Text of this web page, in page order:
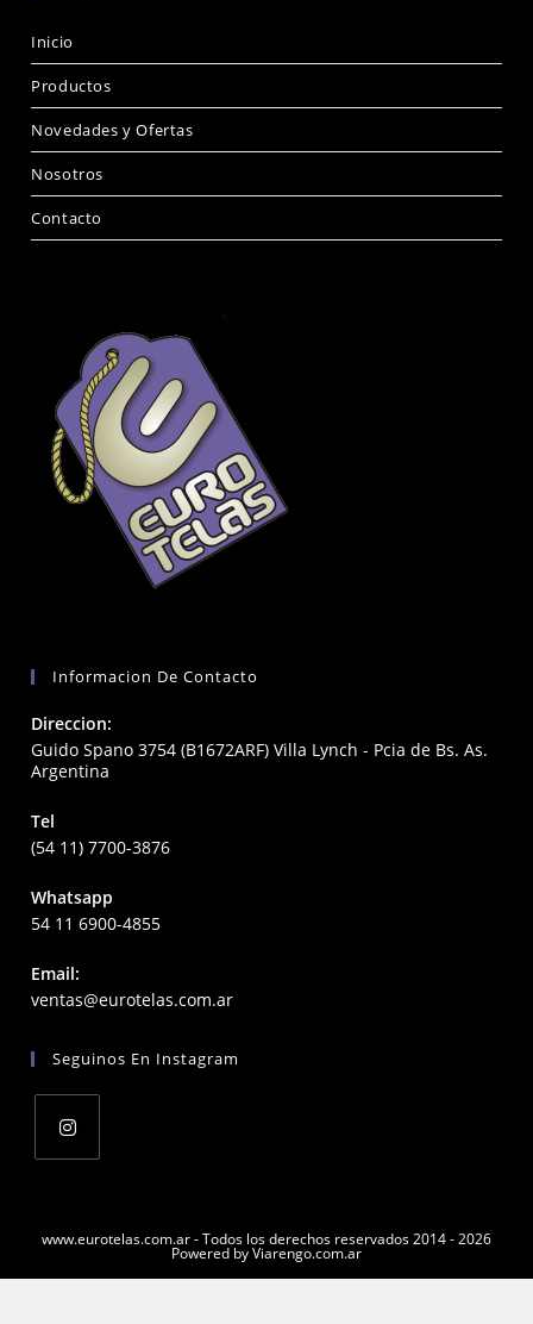
Inicio
Productos
Novedades y Ofertas
Nosotros
Contacto
Informacion De Contacto
Direccion:
Guido Spano 3754 (B1672ARF) Villa Lynch - Pcia de Bs. As.
Argentina
Tel
(54 11) 7700-3876
Whatsapp
54 11 6900-4855
Email:
ventas@eurotelas.com.arOpens
application
Seguinos En Instagram
awww.eurotelas.com.ar - Todos los derechos reservados 2014 - 2026
Powered by Viarengo.com.ar